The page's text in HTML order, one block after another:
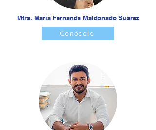
Mtra. María Fernanda Maldonado Suárez
Conócele